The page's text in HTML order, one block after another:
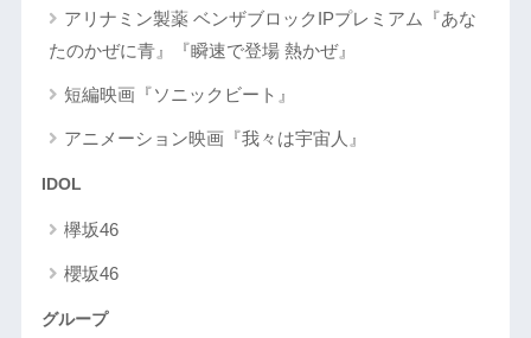
アリナミン製薬 ベンザブロックIPプレミアム『あな
たのかぜに青』『瞬速で登場 熱かぜ』
短編映画『ソニックビート』
アニメーション映画『我々は宇宙人』
IDOL
欅坂46
櫻坂46
グループ